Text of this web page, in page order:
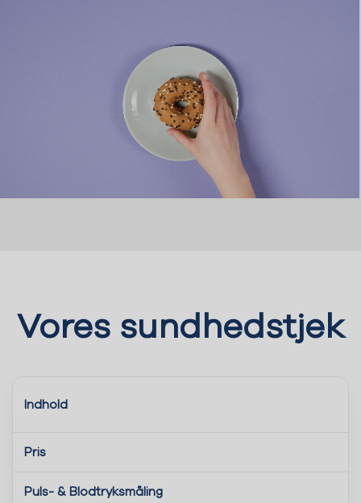
Vores sundhedstjek
Indhold
Pris
Puls- & Blodtryksmåling